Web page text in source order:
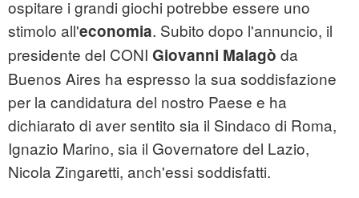
ospitare i grandi giochi potrebbe essere uno
stimolo all'economia. Subito dopo l'annuncio, il
presidente del CONI Giovanni Malagò da
Buenos Aires ha espresso la sua soddisfazione
per la candidatura del nostro Paese e ha
dichiarato di aver sentito sia il Sindaco di Roma,
Ignazio Marino, sia il Governatore del Lazio,
Nicola Zingaretti, anch'essi soddisfatti.